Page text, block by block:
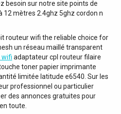
besoin sur notre site points de
12 mètres 2.4ghz 5ghz cordon n
routeur wifi the reliable choice for
un réseau maillé transparent
wifi adaptateur cpl routeur filaire
toner papier imprimante
limitée latitude e6540. Sur les
professionnel ou particulier
des annonces gratuites pour
toute.